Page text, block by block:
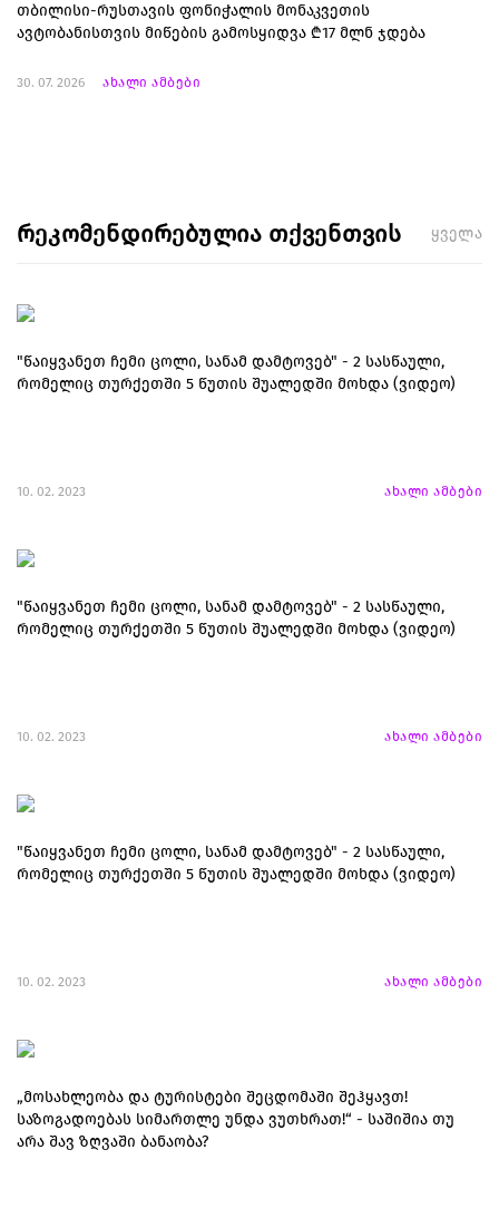
თბილისი-რუსთავის ფონიჭალის მონაკვეთის
ავტობანისთვის მიწების გამოსყიდვა ₾17 მლნ ჯდება
30. 07. 2026 ახალი ამბები
რეკომენდირებულია თქვენთვის ყველა
"წაიყვანეთ ჩემი ცოლი, სანამ დამტოვებ" - 2 სასწაული,
რომელიც თურქეთში 5 წუთის შუალედში მოხდა (ვიდეო)
10. 02. 2023 ახალი ამბები
"წაიყვანეთ ჩემი ცოლი, სანამ დამტოვებ" - 2 სასწაული,
რომელიც თურქეთში 5 წუთის შუალედში მოხდა (ვიდეო)
10. 02. 2023 ახალი ამბები
"წაიყვანეთ ჩემი ცოლი, სანამ დამტოვებ" - 2 სასწაული,
რომელიც თურქეთში 5 წუთის შუალედში მოხდა (ვიდეო)
10. 02. 2023 ახალი ამბები
„მოსახლეობა და ტურისტები შეცდომაში შეჰყავთ!
საზოგადოებას სიმართლე უნდა ვუთხრათ!“ - საშიშია თუ
არა შავ ზღვაში ბანაობა?